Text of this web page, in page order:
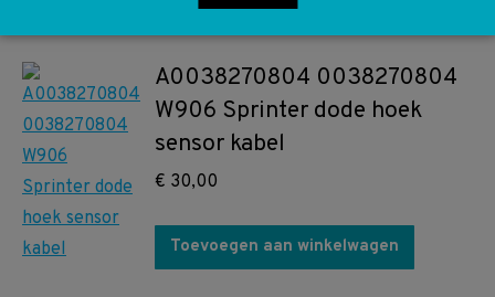
A0038270804 0038270804
W906 Sprinter dode hoek
sensor kabel
€ 30,00
Toevoegen aan winkelwagen